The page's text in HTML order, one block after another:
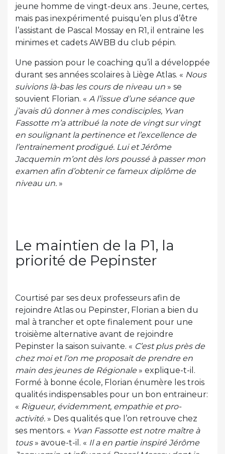
jeune homme de vingt-deux ans . Jeune, certes,
mais pas inexpérimenté puisqu’en plus d’être
l’assistant de Pascal Mossay en R1, il entraine les
minimes et cadets AWBB du club pépin.
Une passion pour le coaching qu’il a développée
durant ses années scolaires à Liège Atlas. « Nous
suivions là-bas les cours de niveau un » se
souvient Florian. « A l’issue d’une séance que
j’avais dû donner à mes condisciples, Yvan
Fassotte m’a attribué la note de vingt sur vingt
en soulignant la pertinence et l’excellence de
l’entrainement prodigué. Lui et Jérôme
Jacquemin m’ont dès lors poussé à passer mon
examen afin d’obtenir ce fameux diplôme de
niveau un. »
Le maintien de la P1, la
priorité de Pepinster
Courtisé par ses deux professeurs afin de
rejoindre Atlas ou Pepinster, Florian a bien du
mal à trancher et opte finalement pour une
troisième alternative avant de rejoindre
Pepinster la saison suivante. « C’est plus près de
chez moi et l’on me proposait de prendre en
main des jeunes de Régionale» explique-t-il.
Formé à bonne école, Florian énumère les trois
qualités indispensables pour un bon entraineur:
« Rigueur, évidemment, empathie et pro-
activité. » Des qualités que l’on retrouve chez
ses mentors. « Yvan Fassotte est notre maître à
tous» avoue-t-il. « Il a en partie inspiré Jérôme